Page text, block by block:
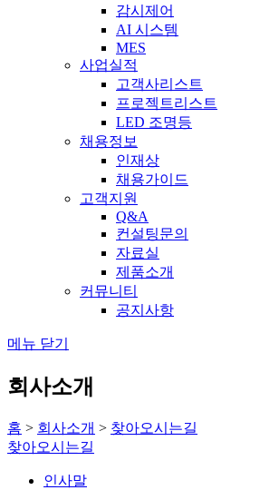
감시제어
AI 시스템
MES
사업실적
고객사리스트
프로젝트리스트
LED 조명등
채용정보
인재상
채용가이드
고객지원
Q&A
컨설팅문의
자료실
제품소개
커뮤니티
공지사항
메뉴 닫기
회사소개
홈 > 회사소개 > 찾아오시는길
찾아오시는길
인사말